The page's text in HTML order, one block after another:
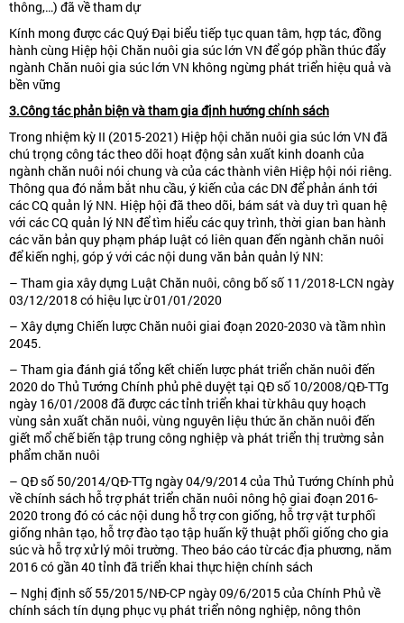
thông,…) đã về tham dự
Kính mong được các Quý Đại biểu tiếp tục quan tâm, hợp tác, đồng
hành cùng Hiệp hội Chăn nuôi gia súc lớn VN để góp phần thúc đẩy
ngành Chăn nuôi gia súc lớn VN không ngừng phát triển hiệu quả và
bền vững
3.Công tác phản biện và tham gia định hướng chính sách
Trong nhiệm kỳ II (2015-2021) Hiệp hội chăn nuôi gia súc lớn VN đã
chú trọng công tác theo dõi hoạt động sản xuất kinh doanh của
ngành chăn nuôi nói chung và của các thành viên Hiệp hội nói riêng.
Thông qua đó nắm bắt nhu cầu, ý kiến của các DN để phản ánh tới
các CQ quản lý NN. Hiệp hội đã theo dõi, bám sát và duy trì quan hệ
với các CQ quản lý NN để tìm hiểu các quy trình, thời gian ban hành
các văn bản quy phạm pháp luật có liên quan đến ngành chăn nuôi
để kiến nghị, góp ý với các nội dung văn bản quản lý NN:
– Tham gia xây dựng Luật Chăn nuôi, công bố số 11/2018-LCN ngày
03/12/2018 có hiệu lực ừ 01/01/2020
– Xây dựng Chiến lược Chăn nuôi giai đoạn 2020-2030 và tầm nhìn
2045.
– Tham gia đánh giá tổng kết chiến lược phát triển chăn nuôi đến
2020 do Thủ Tướng Chính phủ phê duyệt tại QĐ số 10/2008/QĐ-TTg
ngày 16/01/2008 đã được các tỉnh triển khai từ khâu quy hoạch
vùng sản xuất chăn nuôi, vùng nguyên liệu thức ăn chăn nuôi đến
giết mổ chế biến tập trung công nghiệp và phát triển thị trường sản
phẩm chăn nuôi
– QĐ số 50/2014/QĐ-TTg ngày 04/9/2014 của Thủ Tướng Chính phủ
về chính sách hỗ trợ phát triển chăn nuôi nông hộ giai đoạn 2016-
2020 trong đó có các nội dung hỗ trợ con giống, hỗ trợ vật tư phối
giống nhân tạo, hỗ trợ đào tạo tập huấn kỹ thuật phối giống cho gia
súc và hỗ trợ xử lý môi trường. Theo báo cáo từ các địa phương, năm
2016 có gần 40 tỉnh đã triển khai thực hiện chính sách
– Nghị định số 55/2015/NĐ-CP ngày 09/6/2015 của Chính Phủ về
chính sách tín dụng phục vụ phát triển nông nghiệp, nông thôn